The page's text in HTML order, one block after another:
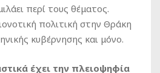
περί τους θέματος.
πολιτική στην Θράκη
κυβέρνησης και μόνο.
έχει την πλειοψηφία